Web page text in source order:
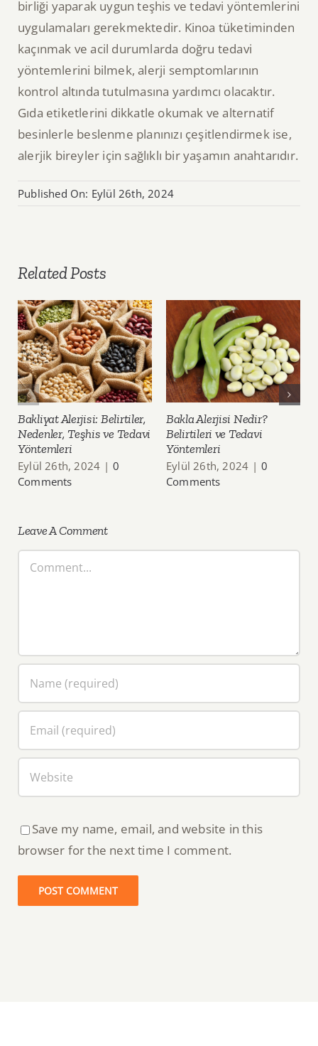
birliği yaparak uygun teşhis ve tedavi yöntemlerini
uygulamaları gerekmektedir. Kinoa tüketiminden
kaçınmak ve acil durumlarda doğru tedavi
yöntemlerini bilmek, alerji semptomlarının
kontrol altında tutulmasına yardımcı olacaktır.
Gıda etiketlerini dikkatle okumak ve alternatif
besinlerle beslenme planınızı çeşitlendirmek ise,
alerjik bireyler için sağlıklı bir yaşamın anahtarıdır.
Published On: Eylül 26th, 2024
Related Posts
Bakliyat Alerjisi: Belirtiler,
Nedenler, Teşhis ve Tedavi
Yöntemleri
Eylül 26th, 2024 | 0
Comments
Bakla Alerjisi Nedir?
Belirtileri ve Tedavi
Yöntemleri
Eylül 26th, 2024 | 0
Comments
Leave A Comment
Comment
Save my name, email, and website in this
browser for the next time I comment.